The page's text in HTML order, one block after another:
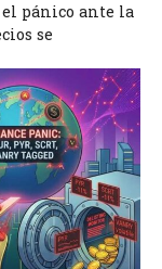
pánico ante la
se